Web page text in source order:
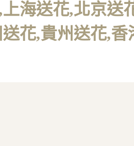
上海送花,北京送
花,貴州送花,